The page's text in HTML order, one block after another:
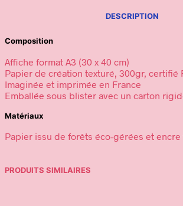
DESCRIPTION
Composition
Affiche format A3 (30 x 40 cm)
Papier de création texturé, 300gr, certifié
Imaginée et imprimée en France
Emballée sous blister avec un carton
Matériaux
Papier issu de forêts éco-gérées et encre
PRODUITS SIMILAIRES